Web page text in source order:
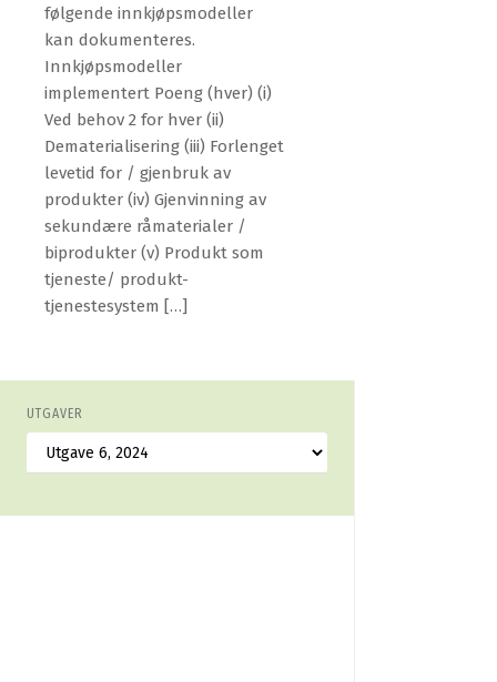
følgende innkjøpsmodeller
kan dokumenteres.
Innkjøpsmodeller
implementert Poeng (hver) (i)
Ved behov 2 for hver (ii)
Dematerialisering (iii) Forlenget
levetid for / gjenbruk av
produkter (iv) Gjenvinning av
sekundære råmaterialer /
biprodukter (v) Produkt som
tjeneste/ produkt-
tjenestesystem […]
UTGAVER